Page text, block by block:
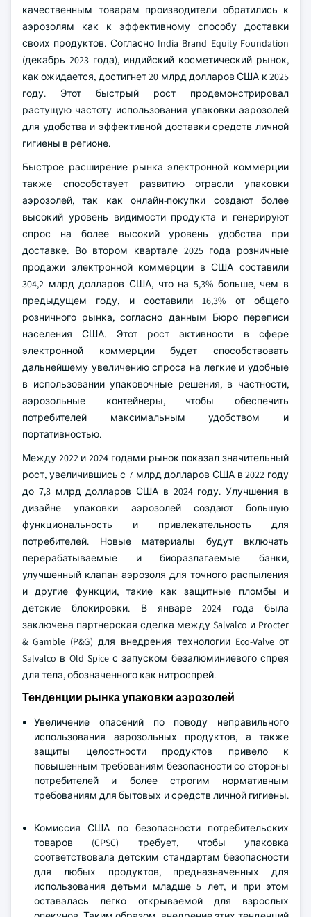
качественным товарам производители обратились к
аэрозолям как к эффективному способу доставки
своих продуктов. Согласно India Brand Equity Foundation
(декабрь 2023 года), индийский косметический рынок,
как ожидается, достигнет 20 млрд долларов США к 2025
году. Этот быстрый рост продемонстрировал
растущую частоту использования упаковки аэрозолей
для удобства и эффективной доставки средств личной
гигиены в регионе.
Быстрое расширение рынка электронной коммерции
также способствует развитию отрасли упаковки
аэрозолей, так как онлайн-покупки создают более
высокий уровень видимости продукта и генерируют
спрос на более высокий уровень удобства при
доставке. Во втором квартале 2025 года розничные
продажи электронной коммерции в США составили
304,2 млрд долларов США, что на 5,3% больше, чем в
предыдущем году, и составили 16,3% от общего
розничного рынка, согласно данным Бюро переписи
населения США. Этот рост активности в сфере
электронной коммерции будет способствовать
дальнейшему увеличению спроса на легкие и удобные
в использовании упаковочные решения, в частности,
аэрозольные контейнеры, чтобы обеспечить
потребителей максимальным удобством и
портативностью.
Между 2022 и 2024 годами рынок показал значительный
рост, увеличившись с 7 млрд долларов США в 2022 году
до 7,8 млрд долларов США в 2024 году. Улучшения в
дизайне упаковки аэрозолей создают большую
функциональность и привлекательность для
потребителей. Новые материалы будут включать
перерабатываемые и биоразлагаемые банки,
улучшенный клапан аэрозоля для точного распыления
и другие функции, такие как защитные пломбы и
детские блокировки. В январе 2024 года была
заключена партнерская сделка между Salvalco и Procter
& Gamble (P&G) для внедрения технологии Eco-Valve от
Salvalco в Old Spice с запуском безалюминиевого спрея
для тела, обозначенного как нитроспрей.
Тенденции рынка упаковки аэрозолей
Увеличение опасений по поводу неправильного
использования аэрозольных продуктов, а также
защиты целостности продуктов привело к
повышенным требованиям безопасности со стороны
потребителей и более строгим нормативным
требованиям для бытовых и средств личной гигиены.
Комиссия США по безопасности потребительских
товаров (CPSC) требует, чтобы упаковка
соответствовала детским стандартам безопасности
для любых продуктов, предназначенных для
использования детьми младше 5 лет, и при этом
оставалась легко открываемой для взрослых